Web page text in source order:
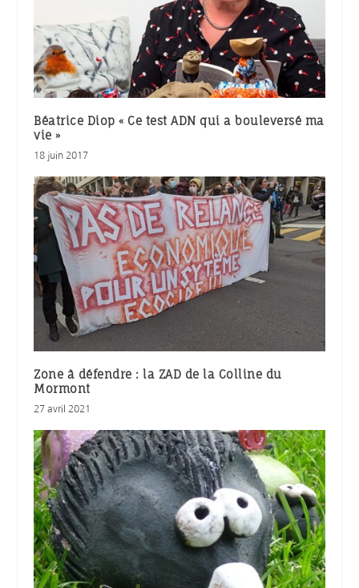
Béatrice Diop « Ce test ADN qui a bouleversé ma
vie »
18 juin 2017
Zone à défendre : la ZAD de la Colline du
Mormont
27 avril 2021